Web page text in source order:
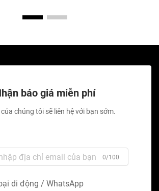
báo giá miễn phí
chúng tôi sẽ liên hệ với bạn sớm.
0/100
di động / WhatsApp